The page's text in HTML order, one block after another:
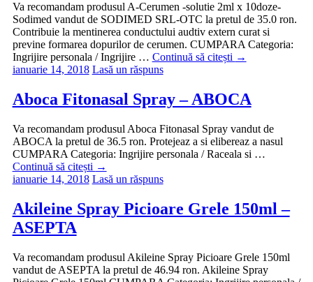
Va recomandam produsul A-Cerumen -solutie 2ml x 10doze-
Sodimed vandut de SODIMED SRL-OTC la pretul de 35.0 ron.
Contribuie la mentinerea conductului audtiv extern curat si
previne formarea dopurilor de cerumen. CUMPARA Categoria:
Ingrijire personala / Ingrijire … Continuă să citești →
ianuarie 14, 2018 Lasă un răspuns
Aboca Fitonasal Spray – ABOCA
Va recomandam produsul Aboca Fitonasal Spray vandut de
ABOCA la pretul de 36.5 ron. Protejeaz a si elibereaz a nasul
CUMPARA Categoria: Ingrijire personala / Raceala si …
Continuă să citești →
ianuarie 14, 2018 Lasă un răspuns
Akileine Spray Picioare Grele 150ml –
ASEPTA
Va recomandam produsul Akileine Spray Picioare Grele 150ml
vandut de ASEPTA la pretul de 46.94 ron. Akileine Spray